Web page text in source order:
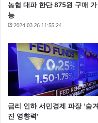
농협 대파 한단 875원 구매 가
능
2024.03.26 11:55:24
금리 인하 서민경제 파장 ‘숨겨
진 영향력’